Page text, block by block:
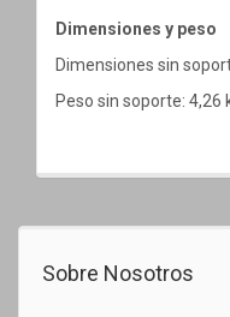
Dimensiones y peso
Dimensiones sin
Peso sin soporte: 4,26
Sobre Nosotros